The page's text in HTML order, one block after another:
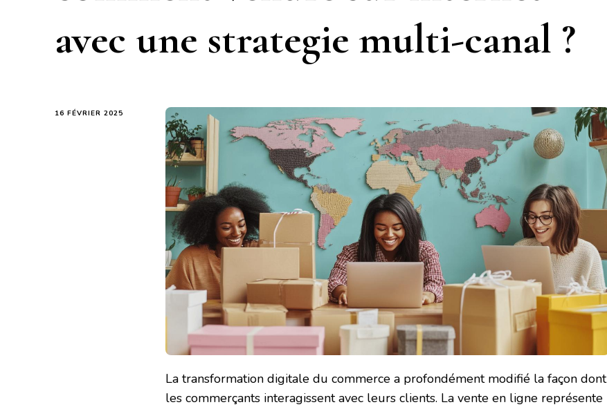
avec une strategie multi-canal ?
16 FÉVRIER 2025
La transformation digitale du commerce a profondément modifié la façon dont
les commerçants interagissent avec leurs clients. La vente en ligne représente